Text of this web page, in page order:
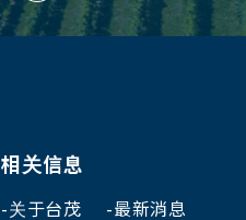
相关信息
关于台茂 最新消息